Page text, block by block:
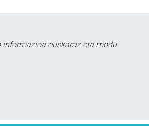
informazioa euskaraz eta modu